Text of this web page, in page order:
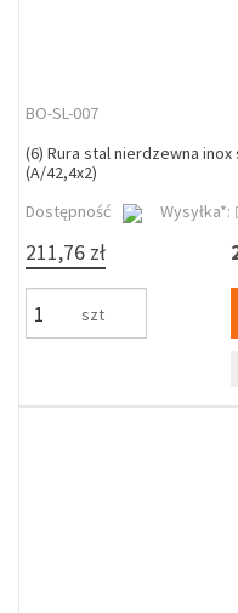
BO-SL-007
(6) Rura stal nierdzewna inox
(A/42,4x2)
Dostępność
Wysyłka*:
211,76 zł
szt